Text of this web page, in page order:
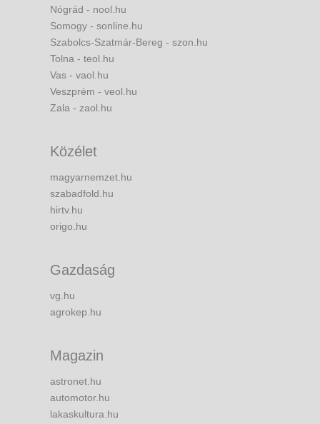
Nógrád - nool.hu
Somogy - sonline.hu
Szabolcs-Szatmár-Bereg - szon.hu
Tolna - teol.hu
Vas - vaol.hu
Veszprém - veol.hu
Zala - zaol.hu
Közélet
magyarnemzet.hu
szabadfold.hu
hirtv.hu
origo.hu
Gazdaság
vg.hu
agrokep.hu
Magazin
astronet.hu
automotor.hu
lakaskultura.hu